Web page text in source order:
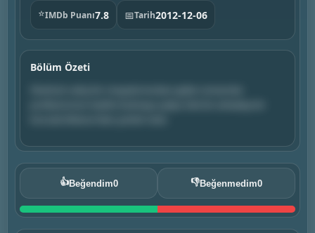
⭐IMDb Puanı7.8 📅Tarih2012-12-06
Bölüm Özeti
👍Beğendim0 👎Beğenmedim0